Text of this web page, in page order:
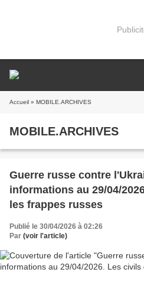
Accueil » MOBILE.ARCHIVES
MOBILE.ARCHIVES
Guerre russe contre
informations au 29/04/
les frappes russes
Publié le 30/04/2026 à 02:26
Par (voir l'article)